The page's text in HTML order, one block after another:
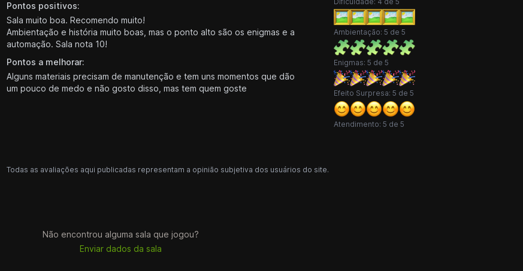
Pontos positivos:
Sala muito boa. Recomendo muito!
Ambientação e história muito boas, mas o ponto alto são os enigmas e a
automação. Sala nota 10!
Pontos a melhorar:
Alguns materiais precisam de manutenção e tem uns momentos que dão
um pouco de medo e não gosto disso, mas tem quem goste
Ambientação: 5 de 5
Enigmas: 5 de 5
Efeito Surpresa: 5 de 5
Atendimento: 5 de 5
Todas as avaliações aqui publicadas representam a opinião subjetiva dos usuários do site.
Não encontrou alguma sala que jogou?
Enviar dados da sala